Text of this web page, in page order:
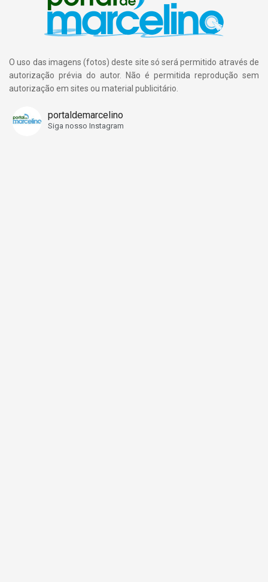
O uso das imagens (fotos) deste site só será permitido através de
autorização prévia do autor. Não é permitida reprodução sem
autorização em sites ou material publicitário.
portaldemarcelino
Siga nosso Instagram